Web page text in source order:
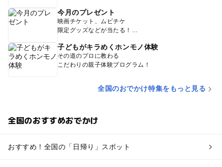
今月のプレゼント
映画チケット、ムビチケ
限定グッズなどが当たる！
子どもがキラめくホンモノ体験
その道のプロに教わる
こだわりの親子体験プログラム！
全国のおでかけ特集をもっと見る
全国のおすすめおでかけ
おすすめ！全国の「日帰り」スポット